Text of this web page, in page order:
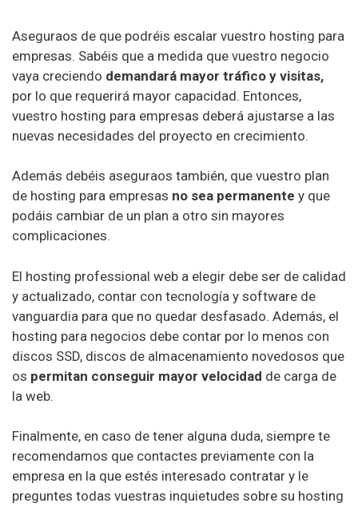
Hostwinds
Scala hosting
interserver
Kinsta hosting
Contabo
liquidweb
000webhost
a2 hosting
Shockbyte
GG Servers
APEX Hosting
Aseguraos de que podréis escalar vuestro hosting para
empresas. Sabéis que a medida que vuestro negocio
vaya creciendo demandará mayor tráfico y visitas,
por lo que requerirá mayor capacidad. Entonces,
vuestro hosting para empresas deberá ajustarse a las
nuevas necesidades del proyecto en crecimiento.
Además debéis aseguraos también, que vuestro plan
de hosting para empresas no sea permanente y que
podáis cambiar de un plan a otro sin mayores
complicaciones.
El hosting professional web a elegir debe ser de calidad
y actualizado, contar con tecnología y software de
vanguardia para que no quedar desfasado. Además, el
hosting para negocios debe contar por lo menos con
discos SSD, discos de almacenamiento novedosos que
os permitan conseguir mayor velocidad de carga de
la web.
Finalmente, en caso de tener alguna duda, siempre te
recomendamos que contactes previamente con la
empresa en la que estés interesado contratar y le
preguntes todas vuestras inquietudes sobre su hosting